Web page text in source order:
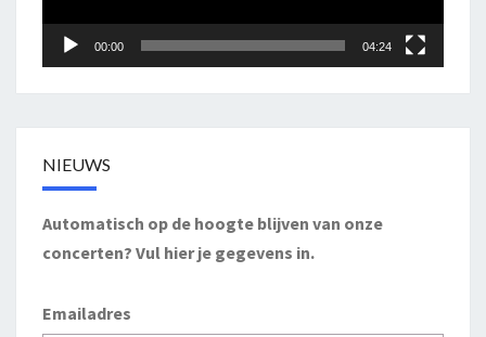
00:00 04:24
NIEUWS
Automatisch op de hoogte blijven van onze
concerten? Vul hier je gegevens in.
Emailadres